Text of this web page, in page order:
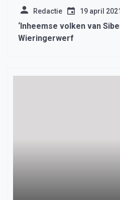
Redactie 19 april 2021
‘Inheemse volken van
Wieringerwerf